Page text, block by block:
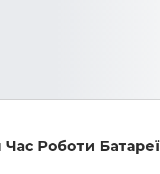
Роботи Батареї